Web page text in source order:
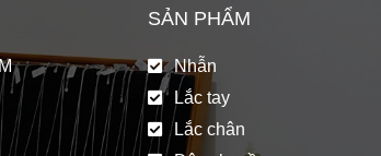
SẢN PHẨM
Nhẫn
Lắc tay
Lắc chân